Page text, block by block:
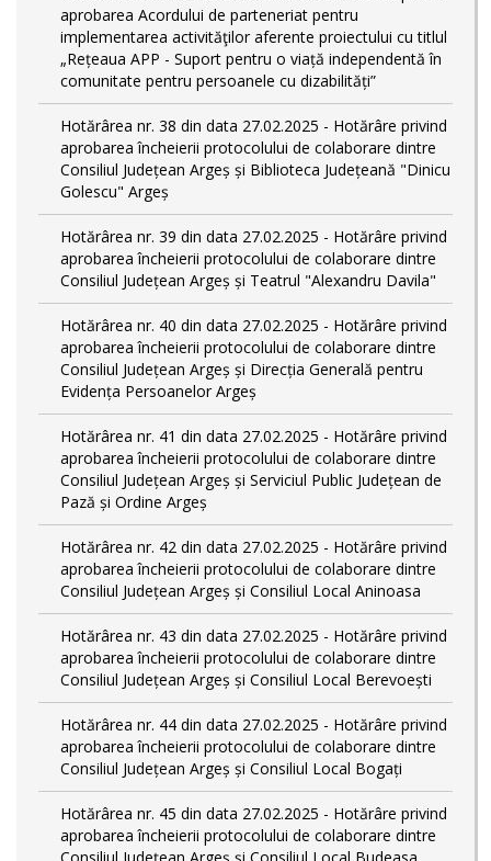
aprobarea Acordului de parteneriat pentru
implementarea activităţilor aferente proiectului cu titlul
„Rețeaua APP - Suport pentru o viață independentă în
comunitate pentru persoanele cu dizabilități”
Hotărârea nr. 38 din data 27.02.2025 - Hotărâre privind
aprobarea încheierii protocolului de colaborare dintre
Consiliul Județean Argeș și Biblioteca Județeană "Dinicu
Golescu" Argeș
Hotărârea nr. 39 din data 27.02.2025 - Hotărâre privind
aprobarea încheierii protocolului de colaborare dintre
Consiliul Județean Argeș și Teatrul "Alexandru Davila"
Hotărârea nr. 40 din data 27.02.2025 - Hotărâre privind
aprobarea încheierii protocolului de colaborare dintre
Consiliul Județean Argeș și Direcția Generală pentru
Evidența Persoanelor Argeș
Hotărârea nr. 41 din data 27.02.2025 - Hotărâre privind
aprobarea încheierii protocolului de colaborare dintre
Consiliul Județean Argeș și Serviciul Public Județean de
Pază și Ordine Argeș
Hotărârea nr. 42 din data 27.02.2025 - Hotărâre privind
aprobarea încheierii protocolului de colaborare dintre
Consiliul Județean Argeș și Consiliul Local Aninoasa
Hotărârea nr. 43 din data 27.02.2025 - Hotărâre privind
aprobarea încheierii protocolului de colaborare dintre
Consiliul Județean Argeș și Consiliul Local Berevoești
Hotărârea nr. 44 din data 27.02.2025 - Hotărâre privind
aprobarea încheierii protocolului de colaborare dintre
Consiliul Județean Argeș și Consiliul Local Bogați
Hotărârea nr. 45 din data 27.02.2025 - Hotărâre privind
aprobarea încheierii protocolului de colaborare dintre